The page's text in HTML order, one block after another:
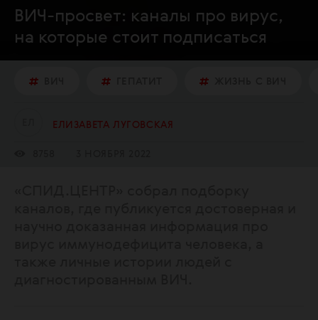
ВИЧ-просвет: каналы про вирус,
на которые стоит подписаться
ЕЛИЗАВЕТА ЛУГОВСКАЯ